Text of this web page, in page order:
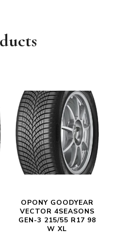
OPONY GOODYEAR
VECTOR 4SEASONS
GEN-3 215/55 R17 98
W XL